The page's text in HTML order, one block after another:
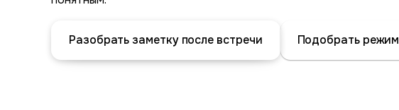
Разобрать заметку после встречи Подобрать режим